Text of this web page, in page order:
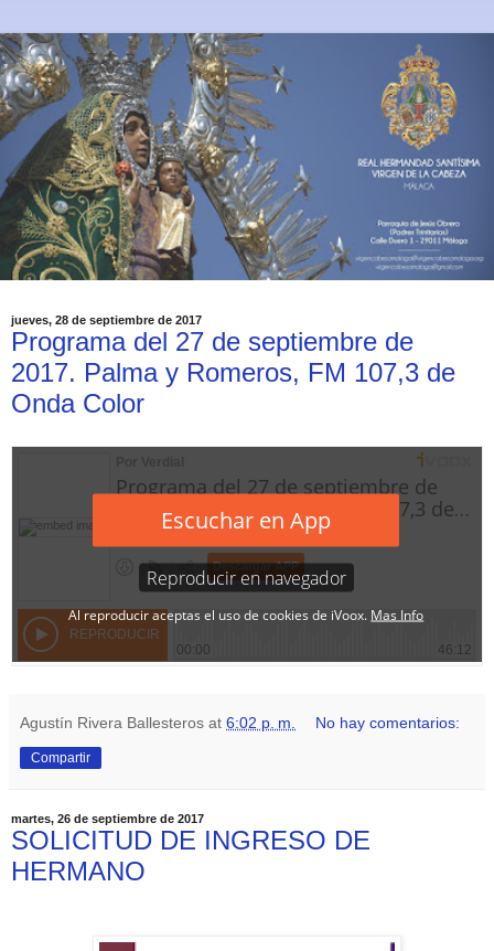
jueves, 28 de septiembre de 2017
Programa del 27 de septiembre de
2017. Palma y Romeros, FM 107,3 de
Onda Color
Agustín Rivera Ballesteros at 6:02 p. m. No hay comentarios:
Compartir
martes, 26 de septiembre de 2017
SOLICITUD DE INGRESO DE
HERMANO